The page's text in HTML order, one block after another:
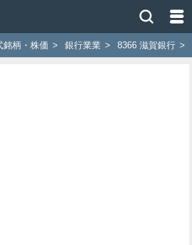
銘柄・株価 > 銀行業業 > 8366 滋賀銀行 >